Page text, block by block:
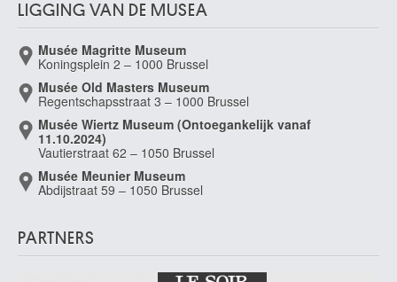
LIGGING VAN DE MUSEA
Musée Magritte Museum
Koningsplein 2 – 1000 Brussel
Musée Old Masters Museum
Regentschapsstraat 3 – 1000 Brussel
Musée Wiertz Museum (Ontoegankelijk vanaf
11.10.2024)
Vautierstraat 62 – 1050 Brussel
Musée Meunier Museum
Abdijstraat 59 – 1050 Brussel
PARTNERS